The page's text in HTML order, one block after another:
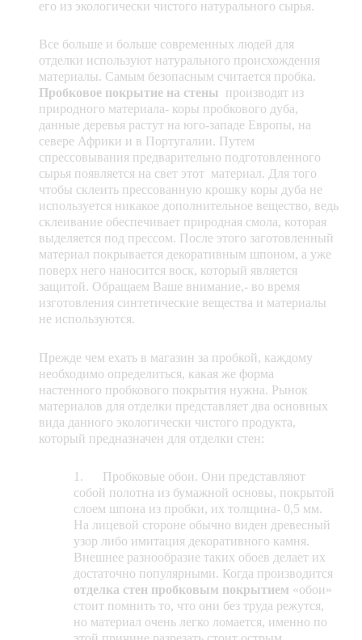
его из экологически чистого натурального сырья.
Все больше и больше современных людей для
отделки используют натурального происхождения
материалы. Самым безопасным считается пробка.
Пробковое покрытие на стены производят из
природного материала- коры пробкового дуба,
данные деревья растут на юго-западе Европы, на
севере Африки и в Португалии. Путем
спрессовывания предварительно подготовленного
сырья появляется на свет этот материал. Для того
чтобы склеить прессованную крошку коры дуба не
используется никакое дополнительное вещество, ведь
склеивание обеспечивает природная смола, которая
выделяется под прессом. После этого заготовленный
материал покрывается декоративным шпоном, а уже
поверх него наносится воск, который является
защитой. Обращаем Ваше внимание,- во время
изготовления синтетические вещества и материалы
не используются.
Прежде чем ехать в магазин за пробкой, каждому
необходимо определиться, какая же форма
настенного пробкового покрытия нужна. Рынок
материалов для отделки представляет два основных
вида данного экологически чистого продукта,
который предназначен для отделки стен:
1. Пробковые обои. Они представляют
собой полотна из бумажной основы, покрытой
слоем шпона из пробки, их толщина- 0,5 мм.
На лицевой стороне обычно виден древесный
узор либо имитация декоративного камня.
Внешнее разнообразие таких обоев делает их
достаточно популярными. Когда производится
отделка стен пробковым покрытием «обои»
стоит помнить то, что они без труда режутся,
но материал очень легко ломается, именно по